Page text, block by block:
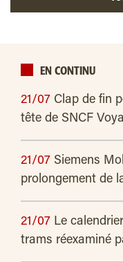
EN CONTINU
21/07 Clap de fin
tête de SNCF
21/07 Siemens
prolongement de
21/07 Le
trams réexaminé